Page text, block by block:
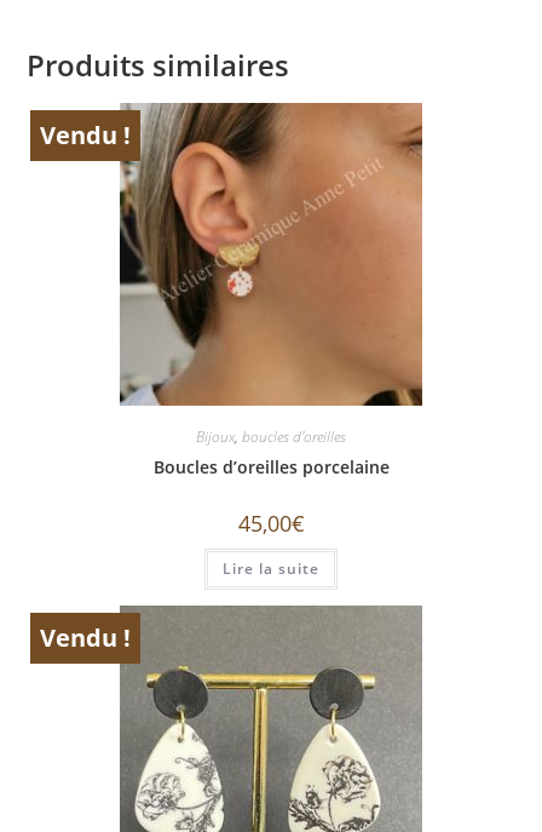
Produits similaires
Vendu !
ÉPUISÉ
Bijoux, boucles d'oreilles
Boucles d’oreilles porcelaine
45,00€
Lire la suite
Vendu !
ÉPUISÉ